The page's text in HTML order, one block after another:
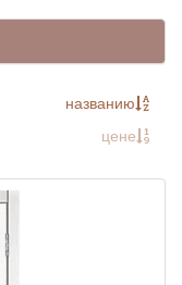
названию
цене